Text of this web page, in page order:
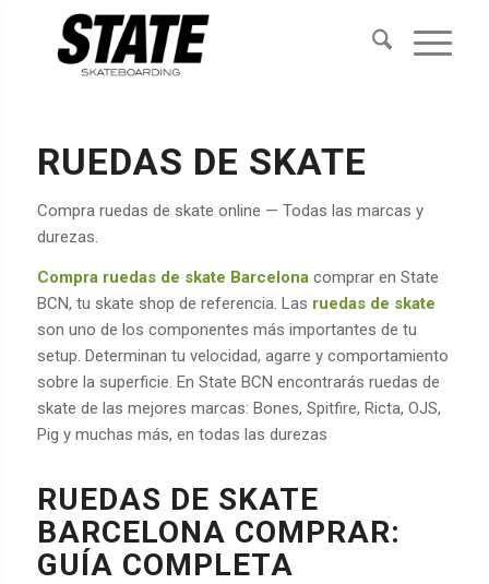
RUEDAS DE SKATE
Compra ruedas de skate online — Todas las marcas y
durezas.
Compra ruedas de skate Barcelona comprar en State
BCN, tu skate shop de referencia. Las ruedas de skate
son uno de los componentes más importantes de tu
setup. Determinan tu velocidad, agarre y comportamiento
sobre la superficie. En State BCN encontrarás ruedas de
skate de las mejores marcas: Bones, Spitfire, Ricta, OJS,
Pig y muchas más, en todas las durezas
RUEDAS DE SKATE
BARCELONA COMPRAR:
GUÍA COMPLETA